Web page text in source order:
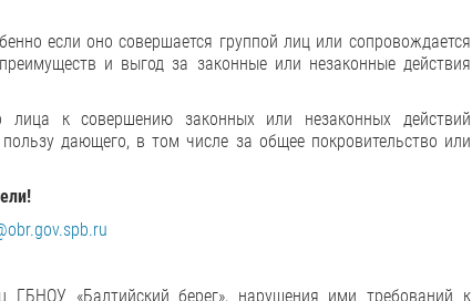
если оно совершается группой лиц или сопровождается
и выгод за законные или незаконные действия
лица к совершению законных или незаконных действий
дающего, в том числе за общее покровительство или
«Балтийский берег», нарушения ими требований к